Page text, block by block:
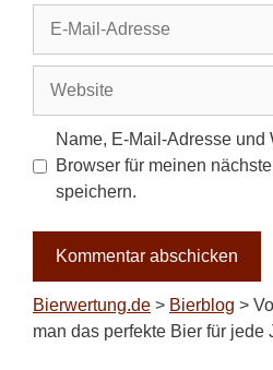
Adresse
Name, E-Mail-Adresse und
Browser für meinen
speichern.
Bierwertung.de > Bierblog >
man das perfekte Bier für jede